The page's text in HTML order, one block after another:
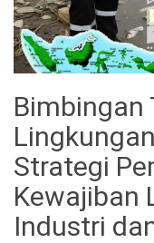
Bimbingan
Strategi
Kewajiban
Industri